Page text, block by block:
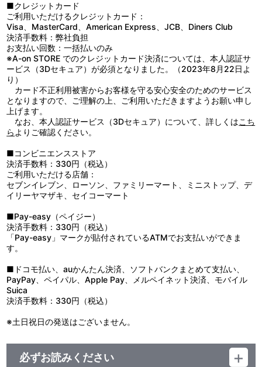
【使用上の注意】
●本来の用途以外で使用しないでください。
●濡れたり湿った状態での使用や摩擦により、色落ちや色移りのお
それがありますので、ご注意ください。
●洗濯により多少の色落ちがあります。濃色は白色や淡色のものと
分けて洗ってください。
●濡れたまま放置すると、色落ち・色移りなどの原因になります。
洗濯後は形を整えて、速やかに陰干ししてください。
●洗濯の際は蛍光増白剤が入っていない洗剤を使用してください。
●漂白剤の使用はお避けください。
●プリント部分はもみ洗いを避け、アイロンは当てないでくださ
●直射日光及び紫外線が長期間あたる場所での保管は変色や劣化の
原因になりますのでお避けください。
●乾燥機の使用はお避けください。
■クレジットカード
ご利用いただけるクレジットカード：
Visa、MasterCard、American Express、JCB、Diners Club
決済手数料：弊社負担
お支払い回数：一括払いのみ
※A-on STORE でのクレジットカード決済については、本人認証サ
ービス（3Dセキュア）が必須となりました。（2023年8月22日よ
り）
カード不正利用被害からお客様を守る安心安全のためのサービス
となりますので、ご理解の上、ご利用いただきますようお願い申し
上げます。
なお、本人認証サービス（3Dセキュア）について、詳しくはこち
ら よりご確認ください。
■コンビニエンスストア
決済手数料：330円（税込）
ご利用いただける店舗：
セブンイレブン、ローソン、ファミリーマート、ミニストップ、デ
イリーヤマザキ、セイコーマート
■Pay-easy（ペイジー）
決済手数料：330円（税込）
「Pay-easy」マークが貼付されているATMでお支払いができま
す。
■ドコモ払い、auかんたん決済、ソフトバンクまとめて支払い、
PayPay、ペイパル、Apple Pay、メルペイネット決済、モバイル
Suica
決済手数料：330円（税込）
※土日祝日の発送はございません。
必ずお読みください